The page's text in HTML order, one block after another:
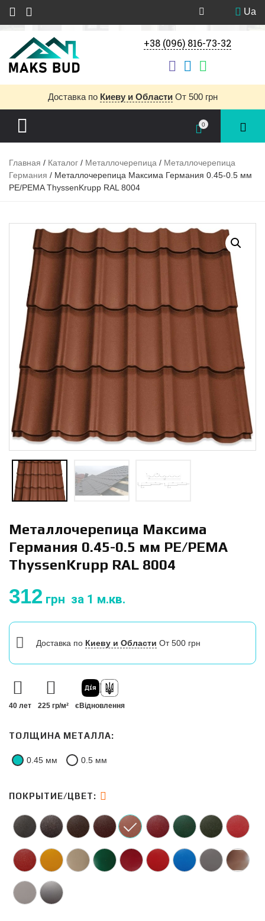
Ua
+38 (096) 816-73-32
Доставка по Киеву и Области От 500 грн
0
Главная / Каталог / Металлочерепица / Металлочерепица
Германия / Металлочерепица Максима Германия 0.45-0.5 мм
PE/PEMA ThyssenKrupp RAL 8004
Металлочерепица Максима
Германия 0.45-0.5 мм PE/PEMA
ThyssenKrupp RAL 8004
312 грн за 1 м.кв.
Доставка по Киеву и Области От 500 грн
40 лет 225 гр/м² єВідновлення
ТОЛЩИНА МЕТАЛЛА:
0.45 мм 0.5 мм
ПОКРЫТИЕ/ЦВЕТ: